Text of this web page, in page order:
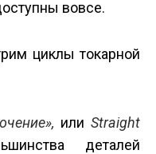
вовсе.
циклы токарной
илиStraight
деталей